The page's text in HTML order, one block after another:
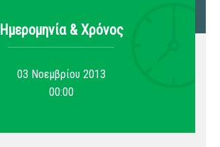
Ημερομηνία & Xρόνος
03 Νοεμβρίου 2013
00:00